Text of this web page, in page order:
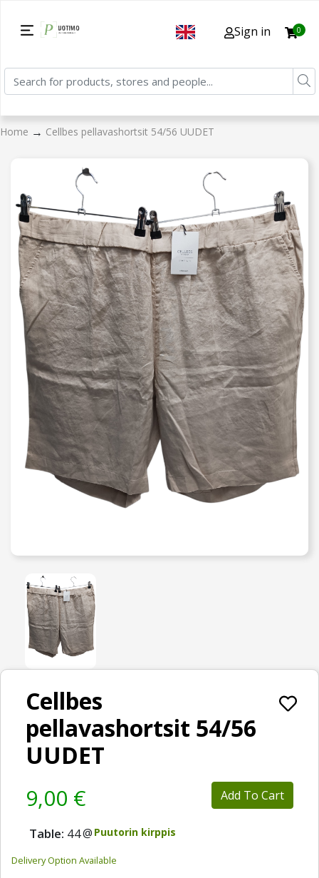
Sign in 0
Home → Cellbes pellavashortsit 54/56 UUDET
Cellbes
pellavashortsit 54/56
UUDET
9,00 € Add To Cart
Table: 44@ Puutorin kirppis
Delivery Option Available